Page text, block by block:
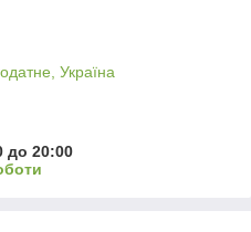
Україна
до 20:00